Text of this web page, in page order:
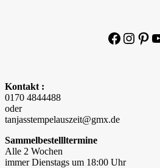
Kontakt :
0170 4844488
oder
tanjasstempelauszeit@gmx.de
Sammelbestellltermine
Alle 2 Wochen
immer Dienstags um 18:00 Uhr